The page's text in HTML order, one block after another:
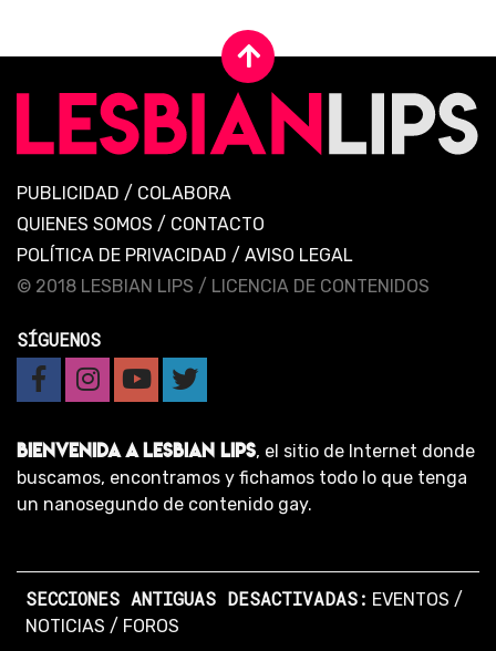
PUBLICIDAD / COLABORA
QUIENES SOMOS / CONTACTO
POLÍTICA DE PRIVACIDAD / AVISO LEGAL
© 2018 LESBIAN LIPS / LICENCIA DE CONTENIDOS
SÍGUENOS
BIENVENIDA A LESBIAN LIPS, el sitio de Internet donde
buscamos, encontramos y fichamos todo lo que tenga
un nanosegundo de contenido gay.
SECCIONES ANTIGUAS DESACTIVADAS: EVENTOS /
NOTICIAS / FOROS